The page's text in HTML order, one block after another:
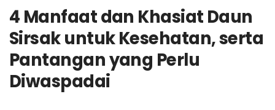
4 Manfaat dan Khasiat Daun
Sirsak untuk Kesehatan, serta
Pantangan yang Perlu
Diwaspadai